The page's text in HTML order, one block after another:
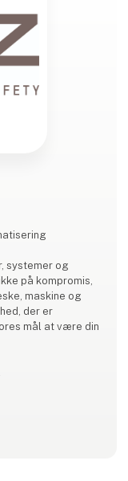
systemer og
på kompromis,
maskine og
der er
mål at være din
fra Pilz,
og krav til